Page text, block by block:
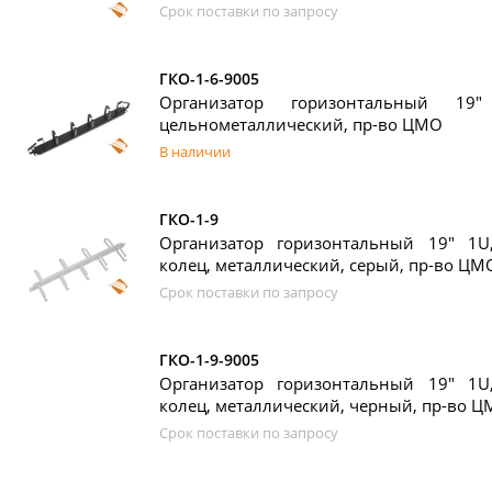
Срок поставки по запросу
ГКО-1-6-9005
Организатор горизонтальный
цельнометаллический, пр-во ЦМО
В наличии
ГКО-1-9
Организатор горизонтальный 19"
колец, металлический, серый, пр-во
Срок поставки по запросу
ГКО-1-9-9005
Организатор горизонтальный 19"
колец, металлический, черный, пр-во
Срок поставки по запросу